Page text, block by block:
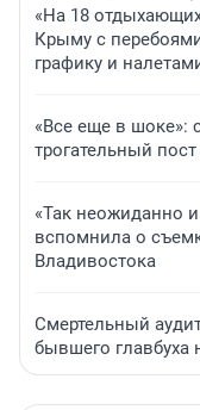
«На 18
Крыму с
графику и
«Все еще в шоке»:
трогательный
«Так неожиданно
вспомнила о
Владивостока
Смертельный
бывшего